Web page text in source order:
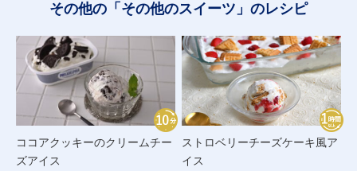
その他の「その他のスイーツ」のレシピ
ココアクッキーのクリームチー
ズアイス
ストロベリーチーズケーキ風ア
イス